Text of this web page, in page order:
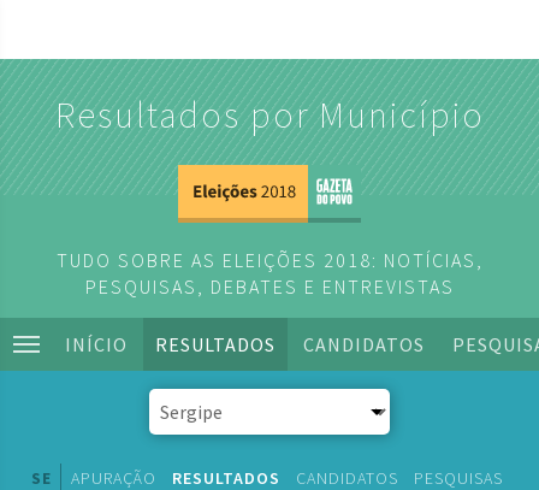
Resultados por Município
TUDO SOBRE AS ELEIÇÕES 2018: NOTÍCIAS,
PESQUISAS, DEBATES E ENTREVISTAS
INÍCIO RESULTADOS CANDIDATOS
SE APURAÇÃO RESULTADOS CANDIDATOS PESQUISAS